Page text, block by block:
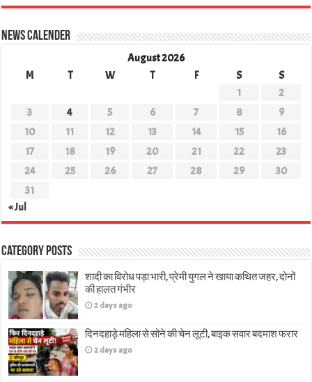
News Calender
August 2026
M
T W T F S
S
1
2
3
4 5 6 7 8
9
10
11 12 13 14 15
16
17
18 19 20 21 22
23
24
25 26 27 28 29
30
31
« Jul
Category Posts
शादी का विरोध पड़ा भारी, प्रेमी युगल ने खाया कथित जहर, दोनों
की हालत गंभीर
2 days ago
दिनदहाड़े महिला से सोने की चेन लूटी, बाइक सवार बदमाश फरार
2 days ago